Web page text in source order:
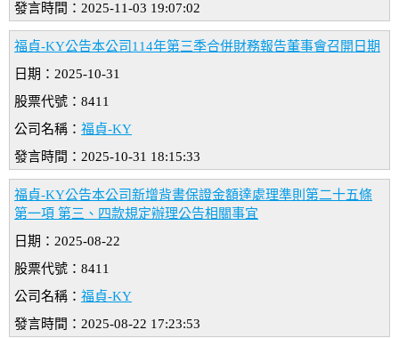
發言時間：2025-11-03 19:07:02
福貞-KY公告本公司114年第三季合併財務報告董事會召開日期
日期：2025-10-31
股票代號：8411
公司名稱： 福貞-KY
發言時間：2025-10-31 18:15:33
福貞-KY公告本公司新增背書保證金額達處理準則第二十五條
第一項 第三、四款規定辦理公告相關事宜
日期：2025-08-22
股票代號：8411
公司名稱： 福貞-KY
發言時間：2025-08-22 17:23:53